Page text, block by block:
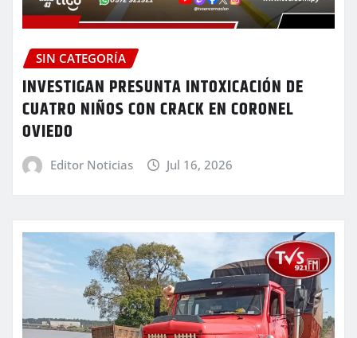
SIN CATEGORÍA
INVESTIGAN PRESUNTA INTOXICACIÓN DE
CUATRO NIÑOS CON CRACK EN CORONEL
OVIEDO
Editor Noticias Jul 16, 2026